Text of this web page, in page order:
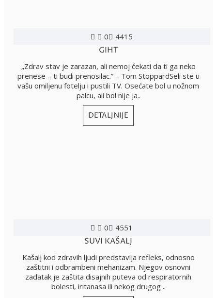
0 4415
GIHT
„Zdrav stav je zarazan, ali nemoj čekati da ti ga neko
prenese – ti budi prenosilac.” – Tom StoppardSeli ste u
vašu omiljenu fotelju i pustili TV. Osećate bol u nožnom
palcu, ali bol nije ja..
DETALJNIJE
0 4551
SUVI KAŠALJ
Kašalj kod zdravih ljudi predstavlja refleks, odnosno
zaštitni i odbrambeni mehanizam. Njegov osnovni
zadatak je zaštita disajnih puteva od respiratornih
bolesti, iritanasa ili nekog drugog ..